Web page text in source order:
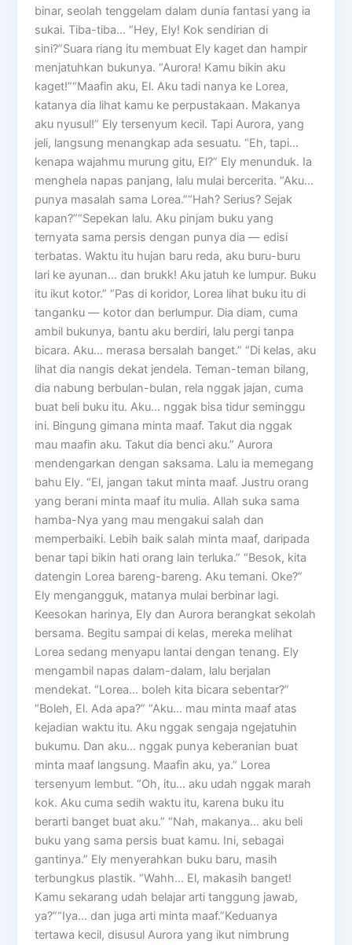
binar, seolah tenggelam dalam dunia fantasi yang ia
sukai. Tiba-tiba… “Hey, Ely! Kok sendirian di
sini?”Suara riang itu membuat Ely kaget dan hampir
menjatuhkan bukunya. “Aurora! Kamu bikin aku
kaget!”“Maafin aku, El. Aku tadi nanya ke Lorea,
katanya dia lihat kamu ke perpustakaan. Makanya
aku nyusul!” Ely tersenyum kecil. Tapi Aurora, yang
jeli, langsung menangkap ada sesuatu. “Eh, tapi…
kenapa wajahmu murung gitu, El?” Ely menunduk. Ia
menghela napas panjang, lalu mulai bercerita. “Aku…
punya masalah sama Lorea.”“Hah? Serius? Sejak
kapan?”“Sepekan lalu. Aku pinjam buku yang
ternyata sama persis dengan punya dia — edisi
terbatas. Waktu itu hujan baru reda, aku buru-buru
lari ke ayunan… dan brukk! Aku jatuh ke lumpur. Buku
itu ikut kotor.” “Pas di koridor, Lorea lihat buku itu di
tanganku — kotor dan berlumpur. Dia diam, cuma
ambil bukunya, bantu aku berdiri, lalu pergi tanpa
bicara. Aku… merasa bersalah banget.” “Di kelas, aku
lihat dia nangis dekat jendela. Teman-teman bilang,
dia nabung berbulan-bulan, rela nggak jajan, cuma
buat beli buku itu. Aku… nggak bisa tidur seminggu
ini. Bingung gimana minta maaf. Takut dia nggak
mau maafin aku. Takut dia benci aku.” Aurora
mendengarkan dengan saksama. Lalu ia memegang
bahu Ely. “El, jangan takut minta maaf. Justru orang
yang berani minta maaf itu mulia. Allah suka sama
hamba-Nya yang mau mengakui salah dan
memperbaiki. Lebih baik salah minta maaf, daripada
benar tapi bikin hati orang lain terluka.” “Besok, kita
datengin Lorea bareng-bareng. Aku temani. Oke?”
Ely mengangguk, matanya mulai berbinar lagi.
Keesokan harinya, Ely dan Aurora berangkat sekolah
bersama. Begitu sampai di kelas, mereka melihat
Lorea sedang menyapu lantai dengan tenang. Ely
mengambil napas dalam-dalam, lalu berjalan
mendekat. “Lorea… boleh kita bicara sebentar?”
“Boleh, El. Ada apa?” “Aku… mau minta maaf atas
kejadian waktu itu. Aku nggak sengaja ngejatuhin
bukumu. Dan aku… nggak punya keberanian buat
minta maaf langsung. Maafin aku, ya.” Lorea
tersenyum lembut. “Oh, itu… aku udah nggak marah
kok. Aku cuma sedih waktu itu, karena buku itu
berarti banget buat aku.” “Nah, makanya… aku beli
buku yang sama persis buat kamu. Ini, sebagai
gantinya.” Ely menyerahkan buku baru, masih
terbungkus plastik. “Wahh… El, makasih banget!
Kamu sekarang udah belajar arti tanggung jawab,
ya?”“Iya… dan juga arti minta maaf.”Keduanya
tertawa kecil, disusul Aurora yang ikut nimbrung